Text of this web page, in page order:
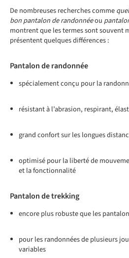
De nombreuses recherches comme
bon pantalon de randonnéeou
montrent que les termes sont souvent
présentent quelques différences :
Pantalon de randonnée
spécialement conçu pour la
résistant à l’abrasion, respirant,
grand confort sur les longues
optimisé pour la liberté de
et la fonctionnalité
Pantalon de trekking
encore plus robuste que les
pour les randonnées de plusieurs
variables